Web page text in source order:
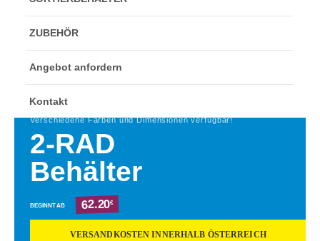
ZUBEHÖR
Angebot anfordern
Kontakt
Verschiedene Farben und Dimensionen verfügbar!
2-RAD
Behälter
BEGINNT AB 62.20€
VERSANDKOSTEN INNERHALB ÖSTERREICH